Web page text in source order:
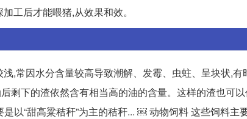
工后才能喂猪,从效果和效。
,常因水分含量较高导致潮解、发霉、虫蛀、呈块状,
剩下的渣依然含有相当高的油的含量。这样的渣也可
以“甜高粱秸秆”为主的秸秆... ￼ 动物饲料 这些饲料主